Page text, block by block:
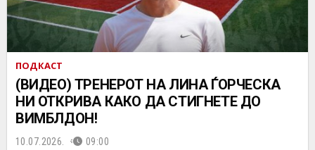
ПОДКАСТ
(ВИДЕО) ТРЕНЕРОТ НА ЛИНА ЃОРЧЕСКА
НИ ОТКРИВА КАКО ДА СТИГНЕТЕ ДО
ВИМБЛДОН!
10.07.2026. 09:00